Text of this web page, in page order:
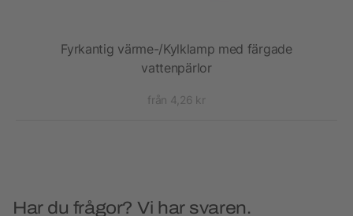
Fyrkantig värme-/Kylklamp med färgade
vattenpärlor
från 4,26 kr
Har du frågor? Vi har svaren.